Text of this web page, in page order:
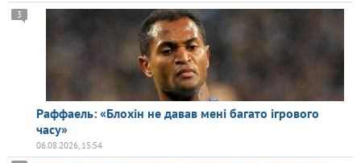
Раффаель: «Блохін не давав мені багато ігрового
часу»
3
06.08.2026, 15:54